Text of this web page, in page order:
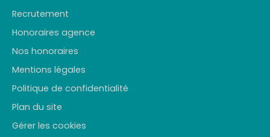
Recrutement
Honoraires agence
Nos honoraires
Mentions légales
Politique de confidentialité
Plan du site
Gérer les cookies